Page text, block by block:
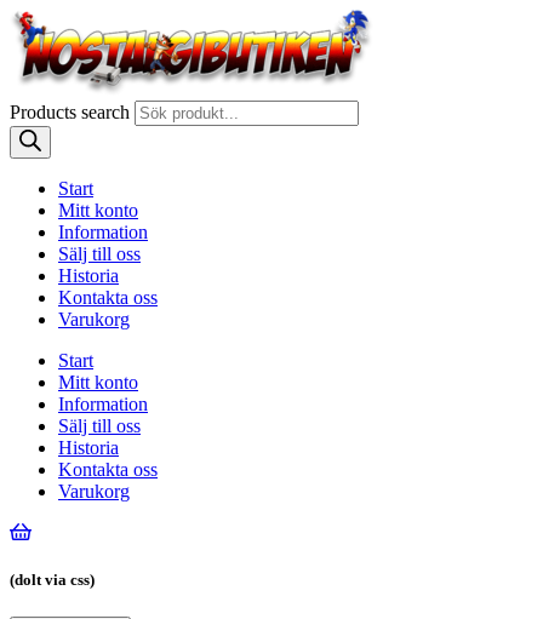
Products search
Start
Mitt konto
Information
Sälj till oss
Historia
Kontakta oss
Varukorg
Start
Mitt konto
Information
Sälj till oss
Historia
Kontakta oss
Varukorg
(dolt via css)